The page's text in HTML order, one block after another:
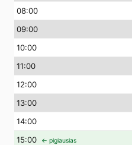
08:00
09:00
10:00
11:00
12:00
13:00
14:00
15:00 ← pigiausias